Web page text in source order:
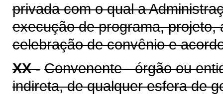
privada com o qual a
execução de programa,
celebração de convênio e
XX - Convenente - órgão ou
indireta, de qualquer esfera de